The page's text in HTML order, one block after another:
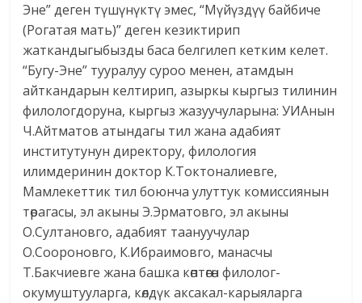
Эне” деген түшүнүктү эмес, “Мүйүздүү байбиче
(Рогатая мать)” деген кезиктирип
жаткандыгыбызды баса белгилеп кетким келет.
“Бугу-Эне” тууралуу суроо менен, атамдын
айткандарын келтирип, азыркы кыргыз тилинин
филологдоруна, кыргыз жазуучуларына: УИАнын
Ч.Айтматов атындагы тил жана адабият
институтунун директору, филология
илимдеринин доктор К.Токтоналиевге,
Мамлекеттик тил боюнча улуттук комиссиянын
төрагасы, эл акыны Э.Эрматовго, эл акыны
О.Султановго, адабият таануучулар
О.Соороновго, К.Ибраимовго, манасчы
Т.Бакчиевге жана башка көптөгөн филолог-
окумуштууларга, көлдүк аксакал-карыяларга